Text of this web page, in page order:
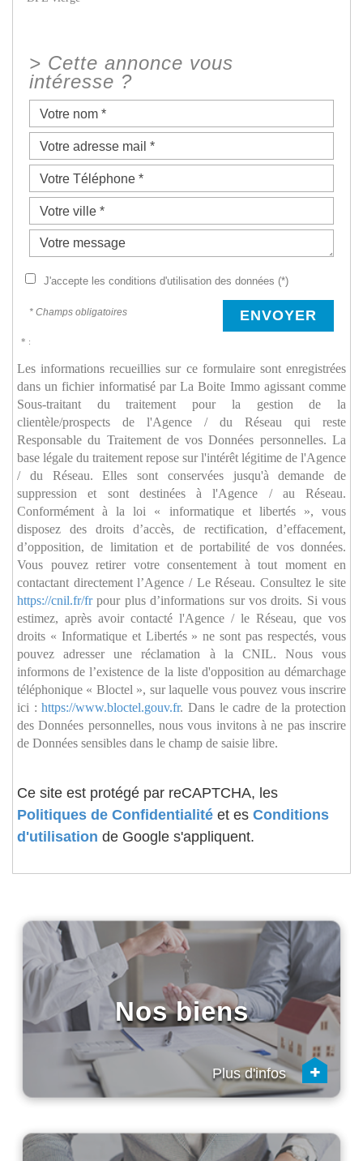
> Cette annonce vous
intéresse ?
J'accepte les conditions d'utilisation des données (*)
* Champs obligatoires ENVOYER
* :
Les informations recueillies sur ce formulaire sont enregistrées
dans un fichier informatisé par La Boite Immo agissant comme
Sous-traitant du traitement pour la gestion de la
clientèle/prospects de l'Agence / du Réseau qui reste
Responsable du Traitement de vos Données personnelles. La
base légale du traitement repose sur l'intérêt légitime de l'Agence
/ du Réseau. Elles sont conservées jusqu'à demande de
suppression et sont destinées à l'Agence / au Réseau.
Conformément à la loi « informatique et libertés », vous
disposez des droits d’accès, de rectification, d’effacement,
d’opposition, de limitation et de portabilité de vos données.
Vous pouvez retirer votre consentement à tout moment en
contactant directement l’Agence / Le Réseau. Consultez le site
https://cnil.fr/frpour plus d’informations sur vos droits. Si vous
estimez, après avoir contacté l'Agence / le Réseau, que vos
droits « Informatique et Libertés » ne sont pas respectés, vous
pouvez adresser une réclamation à la CNIL. Nous vous
informons de l’existence de la liste d'opposition au démarchage
téléphonique « Bloctel », sur laquelle vous pouvez vous inscrire
ici :https://www.bloctel.gouv.fr. Dans le cadre de la protection
des Données personnelles, nous vous invitons à ne pas inscrire
de Données sensibles dans le champ de saisie libre.
Ce site est protégé par reCAPTCHA, les
Politiques de Confidentialité et es Conditions
d'utilisation de Google s'appliquent.
Nos biens
Plus d'infos +